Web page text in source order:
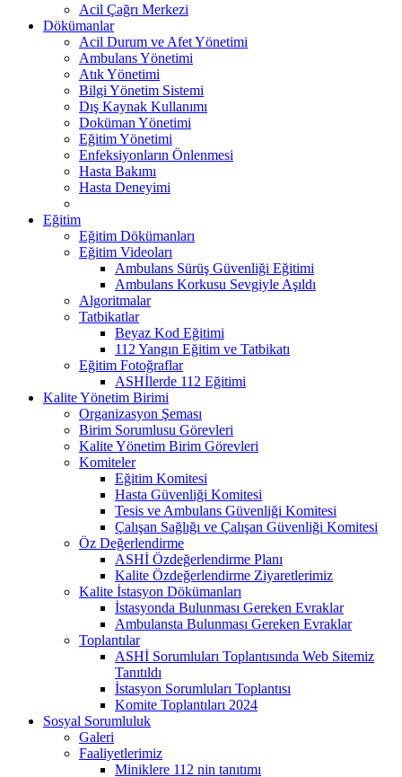
Acil Çağrı Merkezi
Dökümanlar
Acil Durum ve Afet Yönetimi
Ambulans Yönetimi
Atık Yönetimi
Bilgi Yönetim Sistemi
Dış Kaynak Kullanımı
Doküman Yönetimi
Eğitim Yönetimi
Enfeksiyonların Önlenmesi
Hasta Bakımı
Hasta Deneyimi
Eğitim
Eğitim Dökümanları
Eğitim Videoları
Ambulans Sürüş Güvenliği Eğitimi
Ambulans Korkusu Sevgiyle Aşıldı
Algoritmalar
Tatbikatlar
Beyaz Kod Eğitimi
112 Yangın Eğitim ve Tatbikatı
Eğitim Fotoğraflar
ASHİlerde 112 Eğitimi
Kalite Yönetim Birimi
Organizasyon Şeması
Birim Sorumlusu Görevleri
Kalite Yönetim Birim Görevleri
Komiteler
Eğitim Komitesi
Hasta Güvenliği Komitesi
Tesis ve Ambulans Güvenliği Komitesi
Çalışan Sağlığı ve Çalışan Güvenliği Komitesi
Öz Değerlendirme
ASHİ Özdeğerlendirme Planı
Kalite Özdeğerlendirme Ziyaretlerimiz
Kalite İstasyon Dökümanları
İstasyonda Bulunması Gereken Evraklar
Ambulansta Bulunması Gereken Evraklar
Toplantılar
ASHİ Sorumluları Toplantısında Web Sitemiz
Tanıtıldı
İstasyon Sorumluları Toplantısı
Komite Toplantıları 2024
Sosyal Sorumluluk
Galeri
Faaliyetlerimiz
Miniklere 112 nin tanıtımı